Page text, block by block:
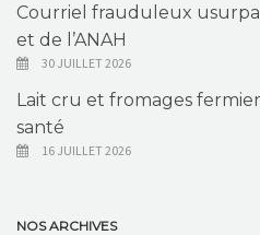
Courriel frauduleux
et de l’ANAH
30 JUILLET 2026
Lait cru et fromages
santé
16 JUILLET 2026
NOS ARCHIVES